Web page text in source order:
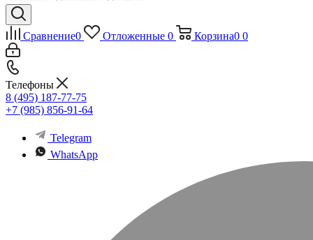
Сравнение0 Отложенные 0 Корзина0 0
Телефоны
8 (495) 187-77-75
+7 (985) 856-91-64
Telegram
WhatsApp